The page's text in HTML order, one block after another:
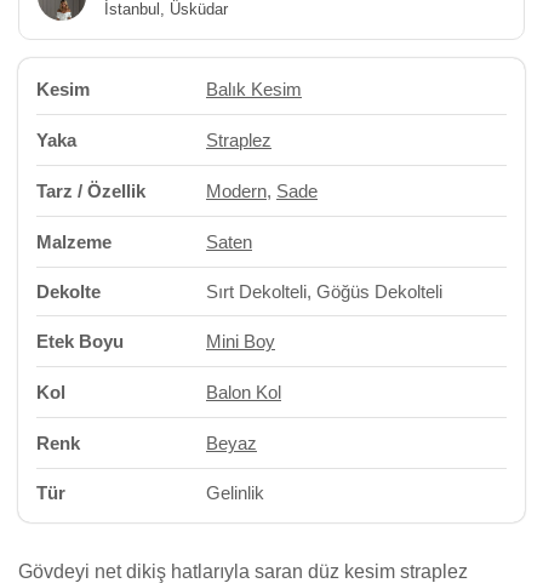
İstanbul, Üsküdar
Kesim Balık Kesim
Yaka Straplez
Tarz / Özellik Modern, Sade
Malzeme Saten
Dekolte Sırt Dekolteli, Göğüs Dekolteli
Etek Boyu Mini Boy
Kol Balon Kol
Renk Beyaz
Tür Gelinlik
Gövdeyi net dikiş hatlarıyla saran düz kesim straplez